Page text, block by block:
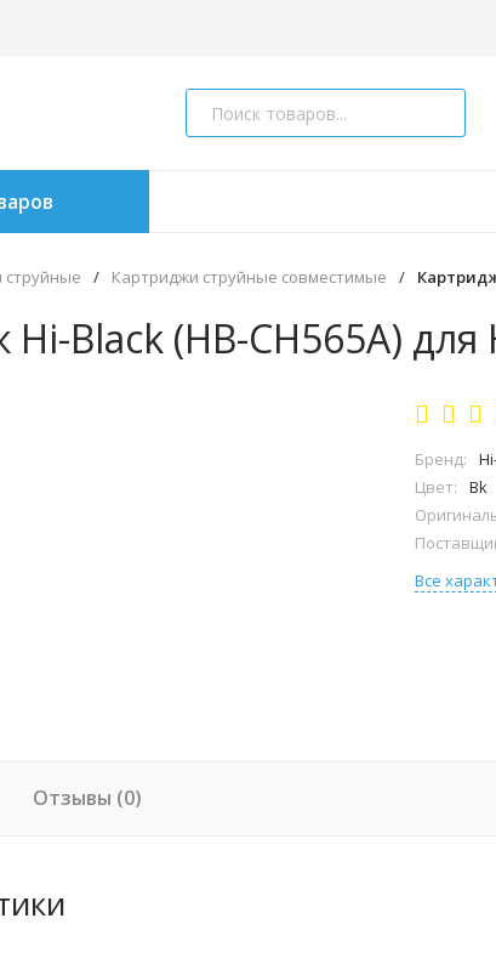
струйные / Картриджи струйные совместимые /
Black (HB-CH565A)
Бренд:
Цвет:
Bk
Все
Отзывы (0)